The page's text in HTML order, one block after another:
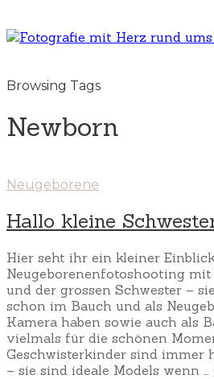
Browsing Tags
Newborn
Neugeborene
Hallo kleine
Hier seht ihr ein kleiner
Neugeborenenfotoshooting mit
und der grossen Schwester –
schon im Bauch und als
Kamera haben sowie auch als
vielmals für die schönen
Geschwisterkinder sind immer
– sie sind ideale Models wenn …